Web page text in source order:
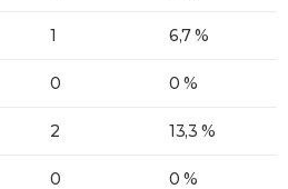
1 6,7 %
0 0 %
2 13,3 %
0 0 %